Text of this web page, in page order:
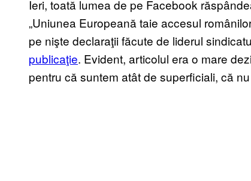
Ieri, toată lumea de pe Facebook
„Uniunea Europeană taie accesul
pe nişte declaraţii făcute de liderul
publicaţie. Evident, articolul era o mare
pentru că suntem atât de superficiali, că